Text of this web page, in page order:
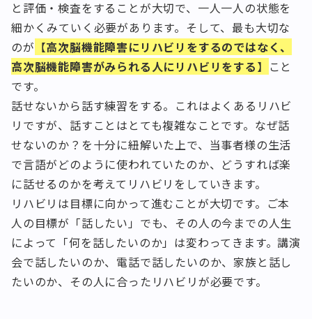
と評価・検査をすることが大切で、一人一人の状態を
細かくみていく必要があります。そして、最も大切な
のが 【高次脳機能障害にリハビリをするのではなく、
高次脳機能障害がみられる人にリハビリをする】 こと
です。
話せないから話す練習をする。これはよくあるリハビ
リですが、話すことはとても複雑なことです。なぜ話
せないのか？を十分に紐解いた上で、当事者様の生活
で言語がどのように使われていたのか、どうすれば楽
に話せるのかを考えてリハビリをしていきます。
リハビリは目標に向かって進むことが大切です。ご本
人の目標が「話したい」でも、その人の今までの人生
によって「何を話したいのか」は変わってきます。講演
会で話したいのか、電話で話したいのか、家族と話し
たいのか、その人に合ったリハビリが必要です。